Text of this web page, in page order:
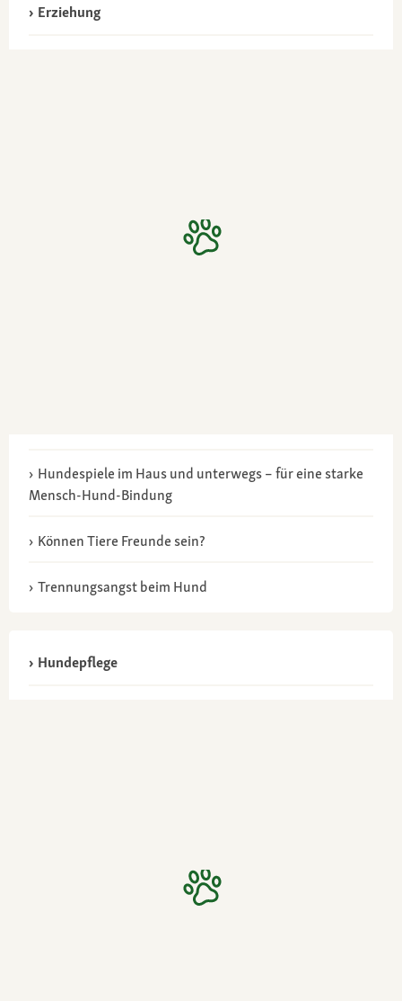
Erziehung
Hundespiele im Haus und unterwegs – für eine starke
Mensch-Hund-Bindung
Können Tiere Freunde sein?
Trennungsangst beim Hund
Hundepflege